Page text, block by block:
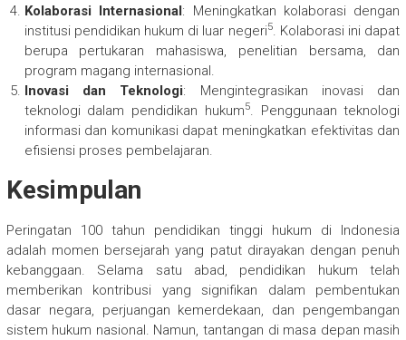
Kolaborasi Internasional: Meningkatkan kolaborasi dengan
institusi pendidikan hukum di luar negeri5. Kolaborasi ini dapat
berupa pertukaran mahasiswa, penelitian bersama, dan
program magang internasional.
Inovasi dan Teknologi: Mengintegrasikan inovasi dan
teknologi dalam pendidikan hukum5. Penggunaan teknologi
informasi dan komunikasi dapat meningkatkan efektivitas dan
efisiensi proses pembelajaran.
Kesimpulan
Peringatan 100 tahun pendidikan tinggi hukum di Indonesia
adalah momen bersejarah yang patut dirayakan dengan penuh
kebanggaan. Selama satu abad, pendidikan hukum telah
memberikan kontribusi yang signifikan dalam pembentukan
dasar negara, perjuangan kemerdekaan, dan pengembangan
sistem hukum nasional. Namun, tantangan di masa depan masih